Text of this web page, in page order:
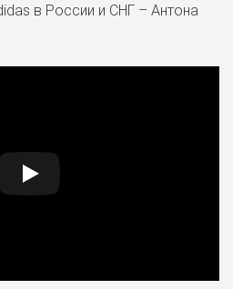
в России и СНГ – Антона